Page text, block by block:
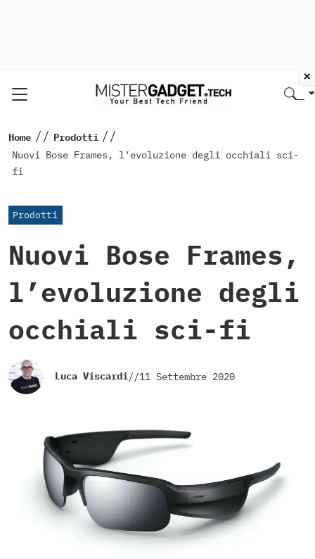
Home // Prodotti //
Nuovi Bose Frames, l’evoluzione degli occhiali sci-
fi
Prodotti
Nuovi Bose Frames,
l’evoluzione degli
occhiali sci-fi
Luca Viscardi//11 Settembre 2020
×